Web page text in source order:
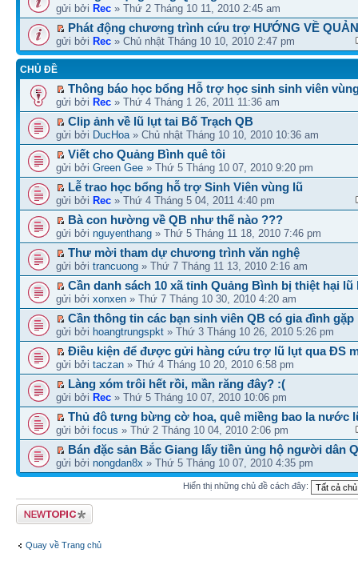
gửi bởi Rec » Thứ 2 Tháng 10 11, 2010 2:45 am
Phát động chương trình cứu trợ HƯỚNG VỀ
gửi bởi Rec » Chủ nhật Tháng 10 10, 2010 2:47 pm
CHỦ ĐỀ
Thông báo học bổng Hỗ trợ học sinh sinh viên
gửi bởi Rec » Thứ 4 Tháng 1 26, 2011 11:36 am
Clip ảnh về lũ lụt tai Bố Trạch QB
gửi bởi DucHoa » Chủ nhật Tháng 10 10, 2010 10:36 am
Viết cho Quảng Bình quê tôi
gửi bởi Green Gee » Thứ 5 Tháng 10 07, 2010 9:20 pm
Lễ trao học bổng hỗ trợ Sinh Viên vùng lũ
gửi bởi Rec » Thứ 4 Tháng 5 04, 2011 4:40 pm
Bà con hường về QB như thế nào ???
gửi bởi nguyenthang » Thứ 5 Tháng 11 18, 2010 7:46 pm
Thư mời tham dự chương trình văn nghệ
gửi bởi trancuong » Thứ 7 Tháng 11 13, 2010 2:16 am
Cần danh sách 10 xã tỉnh Quảng Bình bị thiệt hại lũ
gửi bởi xonxen » Thứ 7 Tháng 10 30, 2010 4:20 am
Cần thông tin các bạn sinh viên QB có gia đình gặp
gửi bởi hoangtrungspkt » Thứ 3 Tháng 10 26, 2010 5:26 pm
Điều kiện để được gửi hàng cứu trợ lũ lụt qua ĐS
gửi bởi taczan » Thứ 4 Tháng 10 20, 2010 6:58 pm
Làng xóm trôi hết rồi, mần răng đây? :(
gửi bởi Rec » Thứ 5 Tháng 10 07, 2010 10:06 pm
Thủ đô tưng bừng cờ hoa, quê miềng bao la nước
gửi bởi focus » Thứ 2 Tháng 10 04, 2010 2:06 pm
Bán đặc sản Bắc Giang lấy tiền ủng hộ người dân
gửi bởi nongdan8x » Thứ 5 Tháng 10 07, 2010 4:35 pm
Hiển thị những chủ đề cách đây:
Tạo chủ đề mới
Quay về Trang chủ